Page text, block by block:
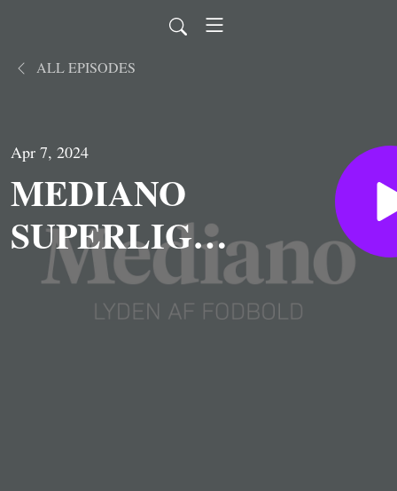
ALL EPISODES
Apr 7, 2024
MEDIANO
SUPERLIGA:
FC
København